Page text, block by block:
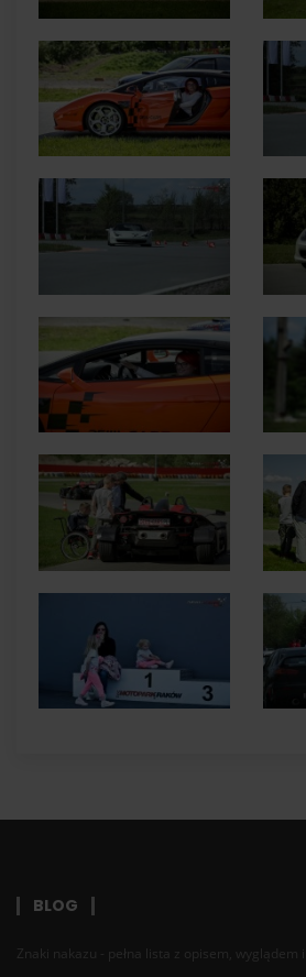
BLOG
Znaki nakazu - pełna lista z opisem, wyglądem